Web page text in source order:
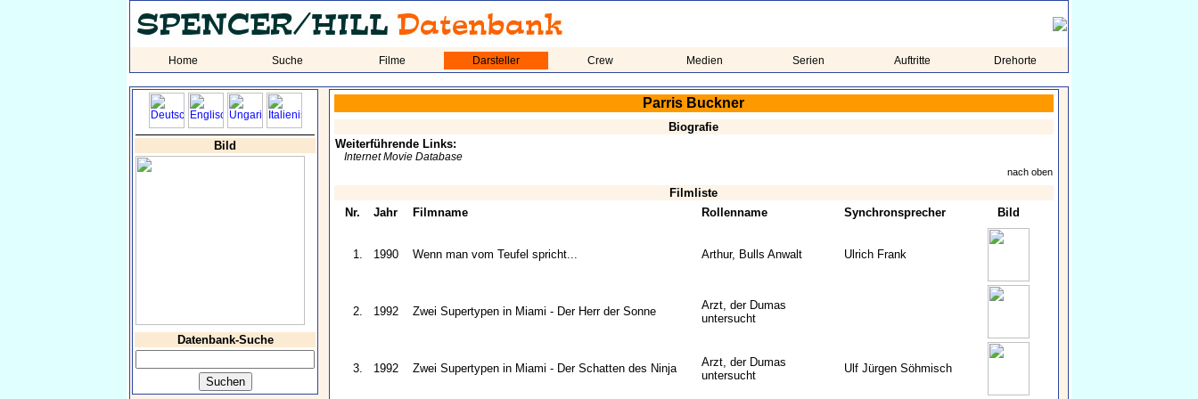
Home Suche Filme Darsteller Crew Medien Serien Auftritte Drehorte
Bild
Datenbank-Suche
Parris Buckner
Biografie
Weiterführende Links:
Internet Movie Database
nach oben
Filmliste
Nr.
Jahr Filmname Rollenname Synchronsprecher Bild
1. 1990 Wenn man vom Teufel spricht... Arthur, Bulls Anwalt Ulrich Frank
2. 1992 Zwei Supertypen in Miami - Der Herr der Sonne
Arzt, der Dumas
untersucht
3. 1992 Zwei Supertypen in Miami - Der Schatten des Ninja
Arzt, der Dumas
untersucht
Ulf Jürgen Söhmisch